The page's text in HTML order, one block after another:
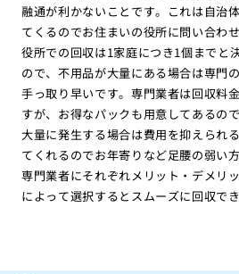
融通が利かないことです。これは自治
てくるのでお住まいの役所に問い合わ
役所での回収は1家庭につき1個までと
ので、不用品が大量にある場合は専門
手っ取り早いです。専門業者は回収料
すが、お得なパックも用意してあるの
大量に発生する場合は費用を抑えられ
てくれるのでお年寄りなど足腰の弱い
専門業者にそれぞれメリット・デメリ
によって選択するとスムーズに回収でき